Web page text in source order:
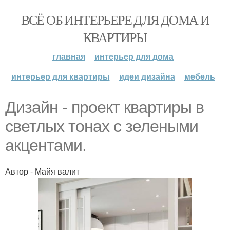
ВСЁ ОБ ИНТЕРЬЕРЕ ДЛЯ ДОМА И
КВАРТИРЫ
главная
интерьер для дома
интерьер для квартиры
идеи дизайна мебель
Дизайн - проект квартиры в
светлых тонах с зелеными
акцентами.
Автор - Майя валит